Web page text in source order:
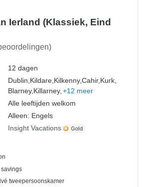
Ierland (Klassiek, Eind
12 dagen
Dublin, Kildare, Kilkenny,Cahir, Kurk,
Blarney, Killarney, +12 meer
Alle leeftijden welkom
Alleen: Engels
Insight Vacations
tweepersoonskamer